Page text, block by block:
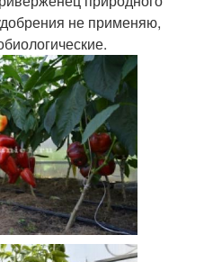
не применяю,